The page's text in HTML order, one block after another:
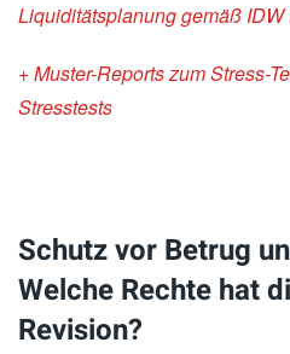
Liquiditätsplanung gemäß IDW
+ Muster-Reports zum Stress-
Stresstests
Schutz vor Betrug
Welche Rechte hat
Revision?